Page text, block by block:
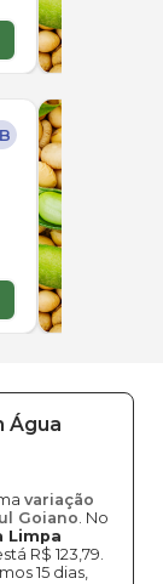
Água
variação
Goiano. No
Limpa
R$ 123,79.
15 dias,